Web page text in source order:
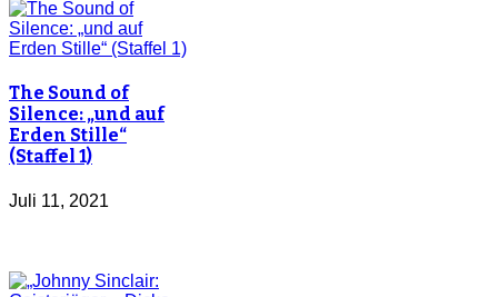
The Sound of
Silence: „und auf
Erden Stille“
(Staffel 1)
Juli 11, 2021